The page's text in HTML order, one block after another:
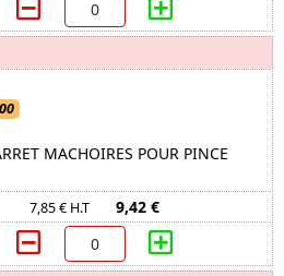
MACHOIRES POUR PINCE
7,85 € H.T 9,42 €